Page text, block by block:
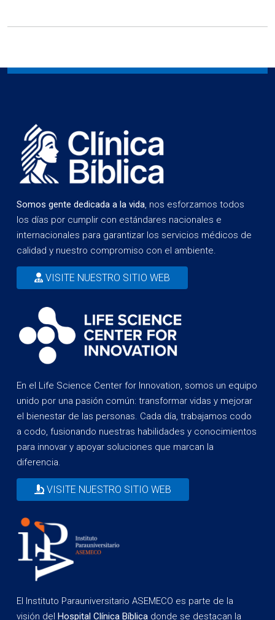
Somos gente dedicada a la vida, nos esforzamos todos
los días por cumplir con estándares nacionales e
internacionales para garantizar los servicios médicos de
calidad y nuestro compromiso con el ambiente.
VISITE NUESTRO SITIO WEB
En el Life Science Center for Innovation, somos un equipo
unido por una pasión común: transformar vidas y mejorar
el bienestar de las personas. Cada día, trabajamos codo
a codo, fusionando nuestras habilidades y conocimientos
para innovar y apoyar soluciones que marcan la
diferencia.
VISITE NUESTRO SITIO WEB
El Instituto Parauniversitario ASEMECO es parte de la
visión del Hospital Clínica Bíblica donde se destacan la